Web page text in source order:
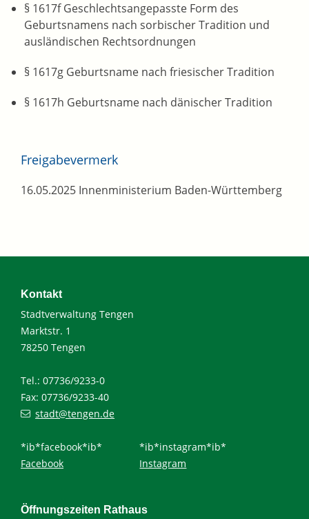
§ 1617f Geschlechtsangepasste Form des
Geburtsnamens nach sorbischer Tradition und
ausländischen Rechtsordnungen
§ 1617g Geburtsname nach friesischer Tradition
§ 1617h Geburtsname nach dänischer Tradition
Freigabevermerk
16.05.2025 Innenministerium Baden-Württemberg
Kontakt
Stadtverwaltung Tengen
Marktstr. 1
78250 Tengen
Tel.: 07736/9233-0
Fax: 07736/9233-40
stadt@tengen.de
*ib*facebook*ib*
Facebook
*ib*instagram*ib*
Instagram
Öffnungszeiten Rathaus